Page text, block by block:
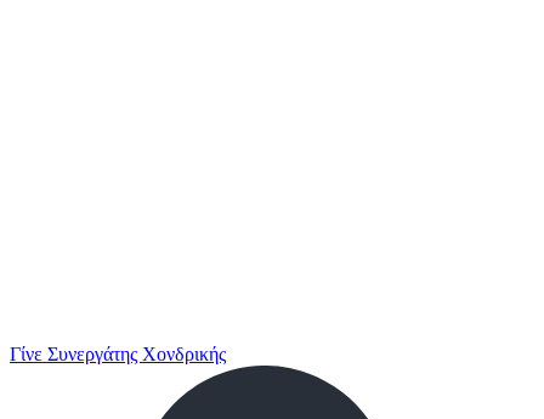
Γίνε Συνεργάτης Χονδρικής